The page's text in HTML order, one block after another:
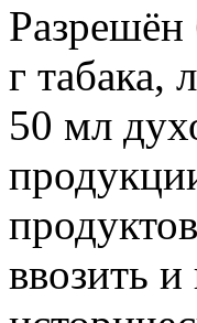
Разрешён
г табака,
50 мл
ввозить